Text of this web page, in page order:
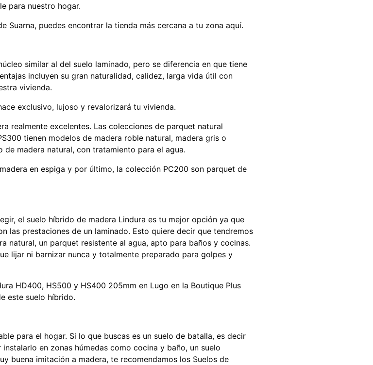
para nuestro hogar.
Suarna, puedes encontrar la tienda más cercana a tu zona aquí.
similar al del suelo laminado, pero se diferencia en que tiene
incluyen su gran naturalidad, calidez, larga vida útil con
vivienda.
exclusivo, lujoso y revalorizará tu vivienda.
realmente excelentes. Las colecciones de parquet natural
tienen modelos de madera roble natural, madera gris o
de madera natural, con tratamiento para el agua.
en espiga y por último, la colección PC200 son parquet de
el suelo híbrido de madera Lindura es tu mejor opción ya que
las prestaciones de un laminado. Esto quiere decir que tendremos
natural, un parquet resistente al agua, apto para baños y cocinas.
lijar ni barnizar nunca y totalmente preparado para golpes y
HD400, HS500 y HS400 205mm en Lugo en la Boutique Plus
este suelo híbrido.
para el hogar. Si lo que buscas es un suelo de batalla, es decir
en zonas húmedas como cocina y baño, un suelo
buena imitación a madera, te recomendamos los Suelos de